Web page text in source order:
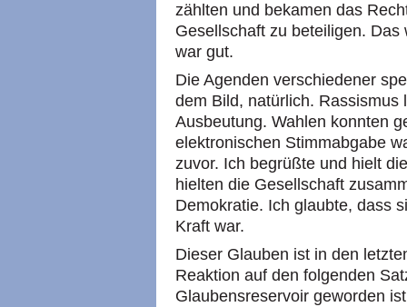
zählten und bekamen das
Gesellschaft zu beteiligen.
war gut.
Die Agenden verschiedener
dem Bild, natürlich. Rassismus
Ausbeutung. Wahlen konnten
elektronischen Stimmabgabe
zuvor. Ich begrüßte und hielt
hielten die Gesellschaft
Demokratie. Ich glaubte, dass
Kraft war.
Dieser Glauben ist in den
Reaktion auf den folgenden
Glaubensreservoir geworden